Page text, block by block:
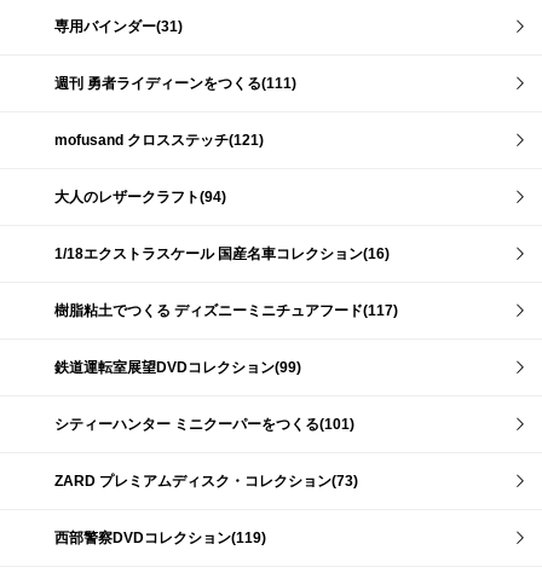
専用バインダー(31)
週刊 勇者ライディーンをつくる(111)
mofusand クロスステッチ(121)
大人のレザークラフト(94)
1/18エクストラスケール 国産名車コレクション(16)
樹脂粘土でつくる ディズニーミニチュアフード(117)
鉄道運転室展望DVDコレクション(99)
シティーハンター ミニクーパーをつくる(101)
ZARD プレミアムディスク・コレクション(73)
西部警察DVDコレクション(119)